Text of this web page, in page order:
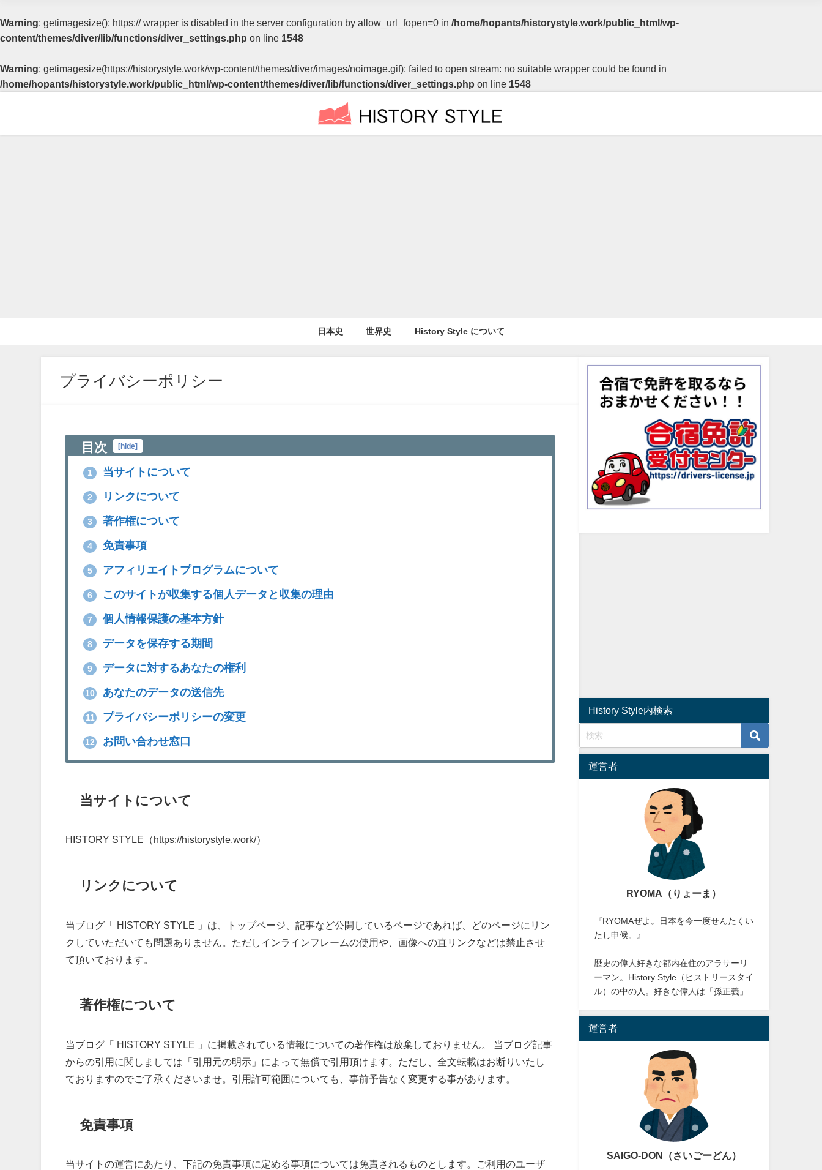
Warning: getimagesize(): https:// wrapper is disabled in the server configuration by allow_url_fopen=0 in /home/hopants/historystyle.work/public_html/wp-
content/themes/diver/lib/functions/diver_settings.php on line 1548
Warning: getimagesize(https://historystyle.work/wp-content/themes/diver/images/noimage.gif): failed to open stream: no suitable wrapper could be found in
/home/hopants/historystyle.work/public_html/wp-content/themes/diver/lib/functions/diver_settings.php on line 1548
日本史 世界史 History Style について
プライバシーポリシー
目次 [hide]
1 当サイトについて
2 リンクについて
3 著作権について
4 免責事項
5 アフィリエイトプログラムについて
6 このサイトが収集する個人データと収集の理由
7 個人情報保護の基本方針
8 データを保存する期間
9 データに対するあなたの権利
10 あなたのデータの送信先
11 プライバシーポリシーの変更
12 お問い合わせ窓口
当サイトについて
HISTORY STYLE（https://historystyle.work/）
リンクについて
当ブログ「 HISTORY STYLE 」は、トップページ、記事など公開しているページであれば、どのページにリン
クしていただいても問題ありません。ただしインラインフレームの使用や、画像への直リンクなどは禁止させ
て頂いております。
著作権について
当ブログ「 HISTORY STYLE 」に掲載されている情報についての著作権は放棄しておりません。 当ブログ記事
からの引用に関しましては「引用元の明示」によって無償で引用頂けます。ただし、全文転載はお断りいたし
ておりますのでご了承くださいませ。引用許可範囲についても、事前予告なく変更する事があります。
免責事項
当サイトの運営にあたり、下記の免責事項に定める事項については免責されるものとします。ご利用のユーザ
History Style内検索
運営者
RYOMA（りょーま）
『RYOMAぜよ。日本を今一度せんたくい
たし申候。』
歴史の偉人好きな都内在住のアラサーリ
ーマン。History Style（ヒストリースタイ
ル）の中の人。好きな偉人は「孫正義」
運営者
SAIGO-DON（さいごーどん）